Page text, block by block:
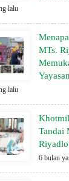
lalu
MTs.
lalu
Tandai
6 bulan